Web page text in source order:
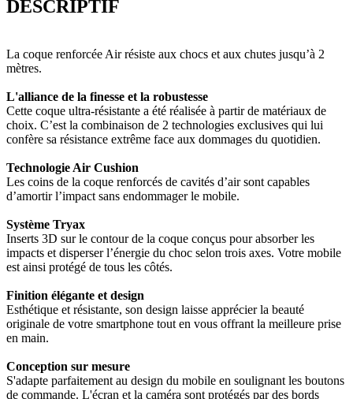
DESCRIPTIF
La coque renforcée Air résiste aux chocs et aux chutes jusqu’à 2
mètres.
L'alliance de la finesse et la robustesse
Cette coque ultra-résistante a été réalisée à partir de matériaux de
choix. C’est la combinaison de 2 technologies exclusives qui lui
confère sa résistance extrême face aux dommages du quotidien.
Technologie Air Cushion
Les coins de la coque renforcés de cavités d’air sont capables
d’amortir l’impact sans endommager le mobile.
Système Tryax
Inserts 3D sur le contour de la coque conçus pour absorber les
impacts et disperser l’énergie du choc selon trois axes. Votre mobile
est ainsi protégé de tous les côtés.
Finition élégante et design
Esthétique et résistante, son design laisse apprécier la beauté
originale de votre smartphone tout en vous offrant la meilleure prise
en main.
Conception sur mesure
S'adapte parfaitement au design du mobile en soulignant les boutons
de commande. L'écran et la caméra sont protégés par des bords